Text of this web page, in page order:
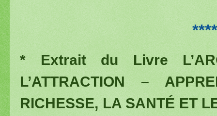
* Extrait du Livre
L’ATTRACTION –
RICHESSE, LA SANTÉ ET